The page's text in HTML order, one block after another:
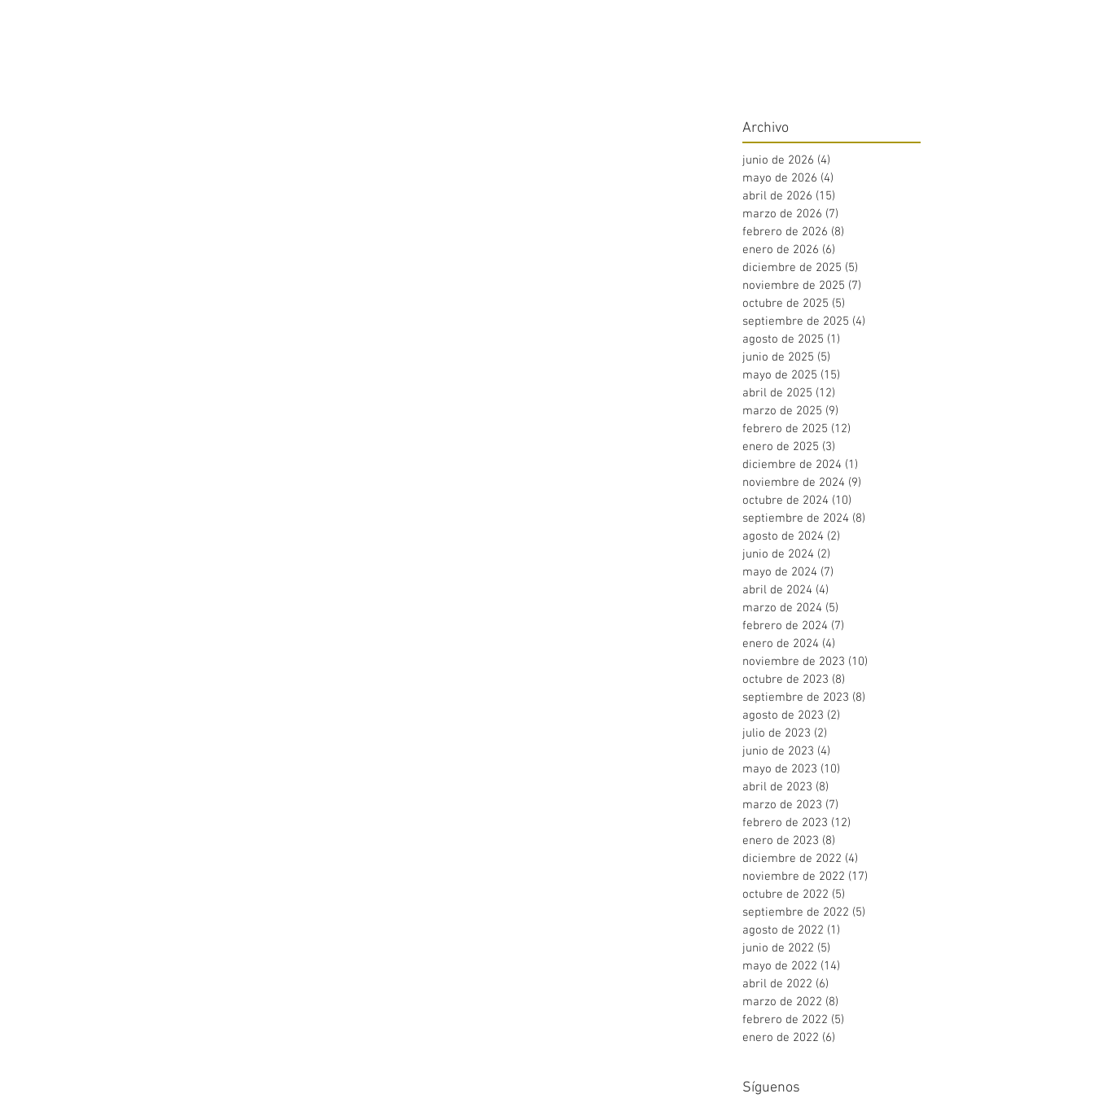
Archivo
junio de 2026 (4)
mayo de 2026 (4)
abril de 2026 (15)
marzo de 2026 (7)
febrero de 2026 (8)
enero de 2026 (6)
diciembre de 2025 (5)
noviembre de 2025 (7)
octubre de 2025 (5)
septiembre de 2025 (4)
agosto de 2025 (1)
junio de 2025 (5)
mayo de 2025 (15)
abril de 2025 (12)
marzo de 2025 (9)
febrero de 2025 (12)
enero de 2025 (3)
diciembre de 2024 (1)
noviembre de 2024 (9)
octubre de 2024 (10)
septiembre de 2024 (8)
agosto de 2024 (2)
junio de 2024 (2)
mayo de 2024 (7)
abril de 2024 (4)
marzo de 2024 (5)
febrero de 2024 (7)
enero de 2024 (4)
noviembre de 2023 (10)
octubre de 2023 (8)
septiembre de 2023 (8)
agosto de 2023 (2)
julio de 2023 (2)
junio de 2023 (4)
mayo de 2023 (10)
abril de 2023 (8)
marzo de 2023 (7)
febrero de 2023 (12)
enero de 2023 (8)
diciembre de 2022 (4)
noviembre de 2022 (17)
octubre de 2022 (5)
septiembre de 2022 (5)
agosto de 2022 (1)
junio de 2022 (5)
mayo de 2022 (14)
abril de 2022 (6)
marzo de 2022 (8)
febrero de 2022 (5)
enero de 2022 (6)
Síguenos